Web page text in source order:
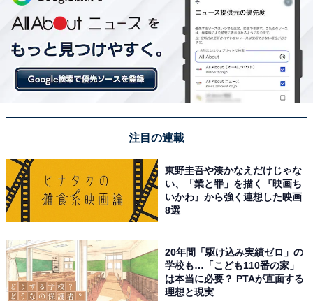
注目の連載
東野圭吾や湊かなえだけじゃな
い、「業と罪」を描く『映画ち
いかわ』から強く連想した映画
8選
20年間「駆け込み実績ゼロ」の
学校も…「こども110番の家」
は本当に必要？ PTAが直面する
理想と現実